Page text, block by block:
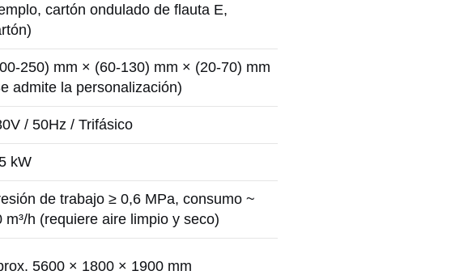
cartón ondulado de flauta E,
250) mm × (60-130) mm × (20-70) mm
admite la personalización)
/ 50Hz / Trifásico
kW
de trabajo ≥ 0,6 MPa, consumo ~
m³/h (requiere aire limpio y seco)
5600 × 1800 × 1900 mm